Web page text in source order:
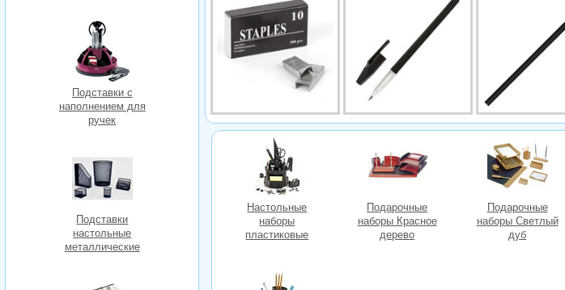
Подставки с
наполнением для
ручек
Подставки
настольные
металлические
Настольные
наборы
пластиковые
Подарочные
наборы Красное
дерево
Подарочные
наборы Светлый
дуб